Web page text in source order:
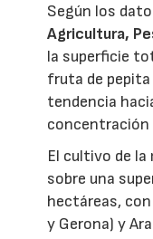
Según los
Agricultura,
la superficie
fruta de pepita
tendencia
concentración
El cultivo de la
sobre una
hectáreas,
y Gerona) y